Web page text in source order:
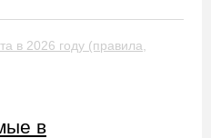
в 2026 году (правила,
в